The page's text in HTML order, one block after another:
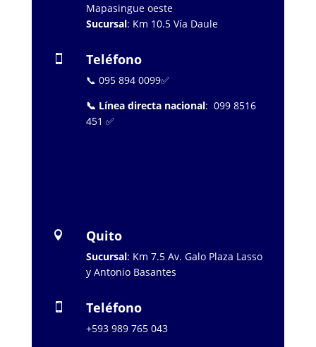
Mapasingue oeste
Sucursal: Km 10.5 Vía Daule
 Teléfono
📞 095 894 0099✅
📞 Línea directa nacional: 099 8516
451 ✅
 Quito
Sucursal: Km 7.5 Av. Galo Plaza Lasso
y Antonio Basantes
 Teléfono
+593 989 765 043